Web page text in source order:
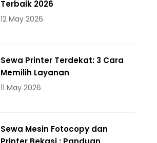
Terbaik 2026
12 May 2026
Sewa Printer Terdekat: 3 Cara
Memilih Layanan
11 May 2026
Sewa Mesin Fotocopy dan